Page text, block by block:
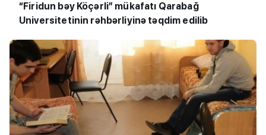
“Firidun bəy Köçərli” mükafatı Qarabağ
Universitetinin rəhbərliyinə təqdim edilib